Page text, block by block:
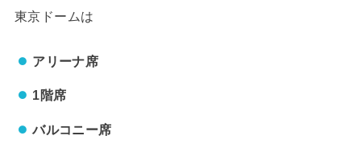
東京ドームは
アリーナ席
1階席
バルコニー席